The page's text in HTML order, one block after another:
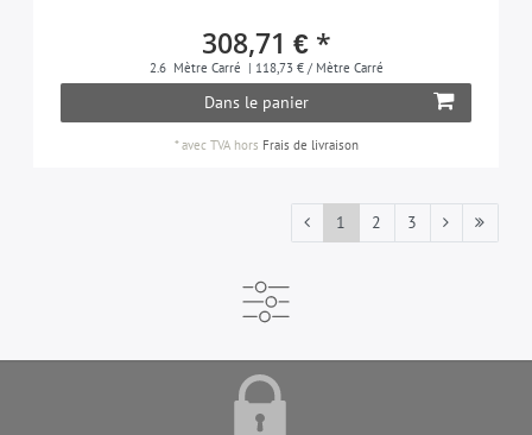
308,71 € *
2.6 Mètre Carré | 118,73 € / Mètre Carré
Dans le panier
*avec TVAhors Frais de livraison
1 2 3